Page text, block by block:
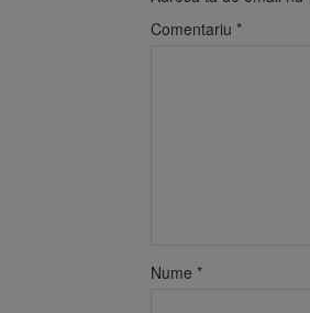
Comentariu *
Nume *